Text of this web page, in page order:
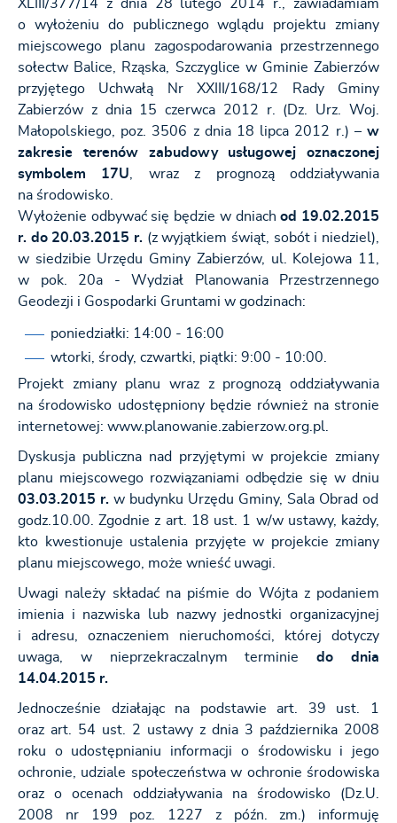
XLIII/377/14 z dnia 28 lutego 2014 r., zawiadamiam
o wyłożeniu do publicznego wglądu projektu zmiany
miejscowego planu zagospodarowania przestrzennego
sołectw Balice, Rząska, Szczyglice w Gminie Zabierzów
przyjętego Uchwałą Nr XXIII/168/12 Rady Gminy
Zabierzów z dnia 15 czerwca 2012 r. (Dz. Urz. Woj.
Małopolskiego, poz. 3506 z dnia 18 lipca 2012 r.) – w
zakresie terenów zabudowy usługowej oznaczonej
symbolem 17U , wraz z prognozą oddziaływania
na środowisko.
Wyłożenie odbywać się będzie w dniachod 19.02.2015
r. do 20.03.2015 r. (z wyjątkiem świąt, sobót i niedziel),
w siedzibie Urzędu Gminy Zabierzów, ul. Kolejowa 11,
w pok. 20a - Wydział Planowania Przestrzennego
Geodezji i Gospodarki Gruntami w godzinach:
poniedziałki: 14:00 - 16:00
wtorki, środy, czwartki, piątki: 9:00 - 10:00.
Projekt zmiany planu wraz z prognozą oddziaływania
na środowisko udostępniony będzie również na stronie
internetowej: www.planowanie.zabierzow.org.pl.
Dyskusja publiczna nad przyjętymi w projekcie zmiany
planu miejscowego rozwiązaniami odbędzie się w dniu
03.03.2015 r. w budynku Urzędu Gminy, Sala Obrad od
godz.10.00. Zgodnie z art. 18 ust. 1 w/w ustawy, każdy,
kto kwestionuje ustalenia przyjęte w projekcie zmiany
planu miejscowego, może wnieść uwagi.
Uwagi należy składać na piśmie do Wójta z podaniem
imienia i nazwiska lub nazwy jednostki organizacyjnej
i adresu, oznaczeniem nieruchomości, której dotyczy
uwaga, w nieprzekraczalnym terminie do dnia
14.04.2015 r.
Jednocześnie działając na podstawie art. 39 ust. 1
oraz art. 54 ust. 2 ustawy z dnia 3 października 2008
roku o udostępnianiu informacji o środowisku i jego
ochronie, udziale społeczeństwa w ochronie środowiska
oraz o ocenach oddziaływania na środowisko (Dz.U.
2008 nr 199 poz. 1227 z późn. zm.) informuję